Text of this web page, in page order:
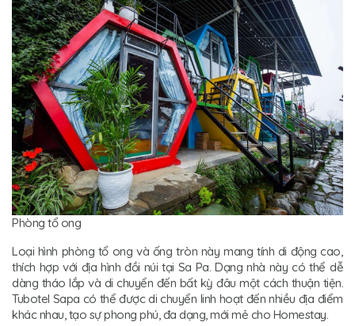
Phòng tổ ong
Loại hình phòng tổ ong và ống tròn này mang tính di động cao,
thích hợp với địa hình đồi núi tại Sa Pa. Dạng nhà này có thể dễ
dàng tháo lắp và di chuyển đến bất kỳ đâu một cách thuận tiện.
Tubotel Sapa có thể được di chuyển linh hoạt đến nhiều địa điểm
khác nhau, tạo sự phong phú, đa dạng, mới mẻ cho Homestay.